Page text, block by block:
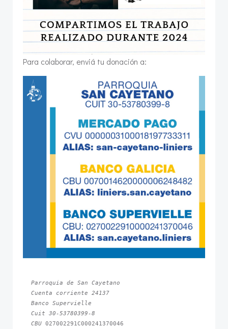
Para colaborar, enviá tu donación a:
Parroquia de San Cayetano
Cuenta corriente 24137
Banco Supervielle
Cuit 30-53780399-8
CBU